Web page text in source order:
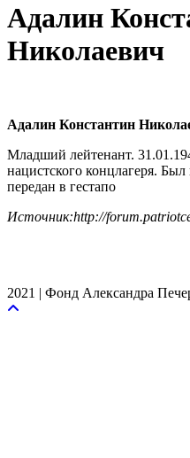
Адалин
Николаевич
Адалин Константин
Младший лейтенант.
нацистского концлагеря.
передан в гестапо
Источник:http://
2021 | Фонд Александра